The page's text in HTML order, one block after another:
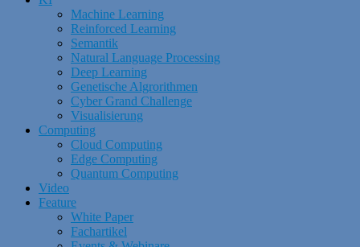
Machine Learning
Reinforced Learning
Semantik
Natural Language Processing
Deep Learning
Genetische Algrorithmen
Cyber Grand Challenge
Visualisierung
Computing
Cloud Computing
Edge Computing
Quantum Computing
Video
Feature
White Paper
Fachartikel